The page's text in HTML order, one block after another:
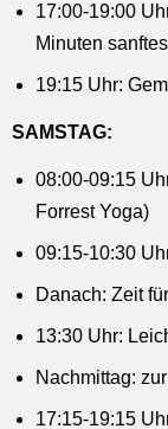
17:00-19:00
Minuten
19:15 Uhr:
SAMSTAG:
08:00-09:15
Forrest Yoga)
09:15-10:30
Danach: Zeit
13:30 Uhr:
Nachmittag:
17:15-19:15